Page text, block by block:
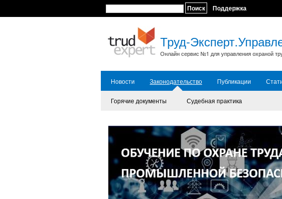
Поиск Поддержка
Труд-
Онлайн сервис №1 для управления охраной
Новости Законодательство Публикации
Горячие документы
Судебная практика